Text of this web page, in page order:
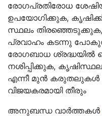
രോഗപ്രതിരോധ
ഉപയോഗിക്കുക,
സ്ഥലം
പ്രവാഹം കടന്നു
രോഗബാധ ശ്രദ്ധയിൽ
നശിപ്പിക്കുക,
എന്നീ മുൻ കരുതലുകൾ
വിജയകരമായി തീരും
അനുബന്ധ വാർത്തകൾ